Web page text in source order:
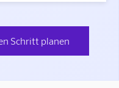
Schritt planen